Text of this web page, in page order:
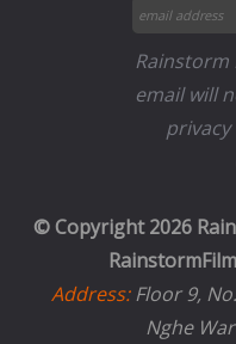
Rainstorm
email will
privacy
© Copyright 2026
Address:Floor 9,
Nghe